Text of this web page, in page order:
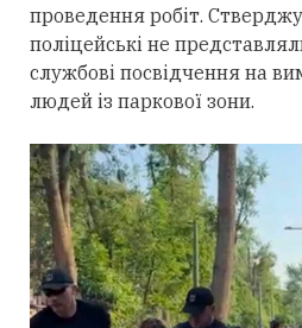
проведення робіт.
поліцейські не
службові посвідчення на
людей із паркової зони.